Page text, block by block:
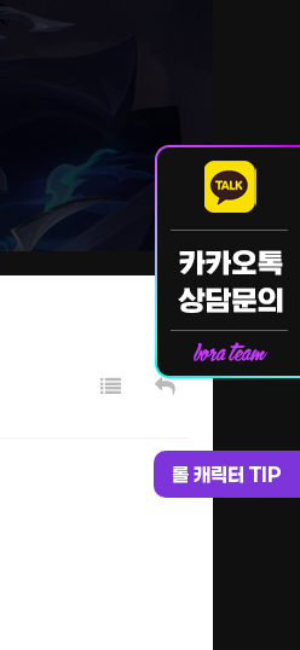
롤 캐릭터 TIP